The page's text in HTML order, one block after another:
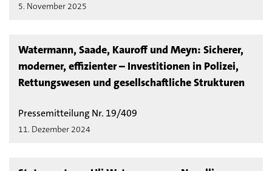
5. November 2025
Watermann, Saade, Kauroff und Meyn: Sicherer,
moderner, effizienter – Investitionen in Polizei,
Rettungswesen und gesellschaftliche Strukturen
Pressemitteilung Nr. 19/409
11. Dezember 2024